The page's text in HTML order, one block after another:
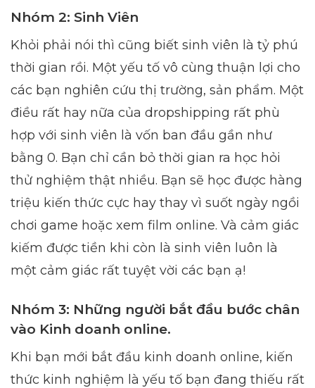
Nhóm 2: Sinh Viên
Khỏi phải nói thì cũng biết sinh viên là tỷ phú
thời gian rồi. Một yếu tố vô cùng thuận lợi cho
các bạn nghiên cứu thị trường, sản phẩm. Một
điều rất hay nữa của dropshipping rất phù
hợp với sinh viên là vốn ban đầu gần như
bằng 0. Bạn chỉ cần bỏ thời gian ra học hỏi
thử nghiệm thật nhiều. Bạn sẽ học được hàng
triệu kiến thức cực hay thay vì suốt ngày ngồi
chơi game hoặc xem film online. Và cảm giác
kiếm được tiền khi còn là sinh viên luôn là
một cảm giác rất tuyệt vời các bạn ạ!
Nhóm 3: Những người bắt đầu bước chân
vào Kinh doanh online.
Khi bạn mới bắt đầu kinh doanh online, kiến
thức kinh nghiệm là yếu tố bạn đang thiếu rất